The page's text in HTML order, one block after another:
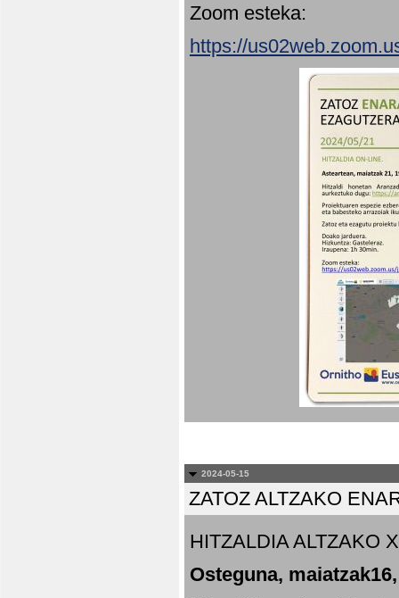
Zoom esteka:
https://
2024-05-15
ZATOZ ALTZAKO
HITZALDIA ALTZAKO
Osteguna,